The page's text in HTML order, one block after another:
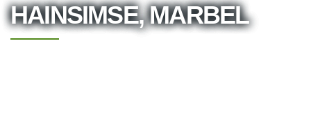
HAINSIMSE, MARBEL